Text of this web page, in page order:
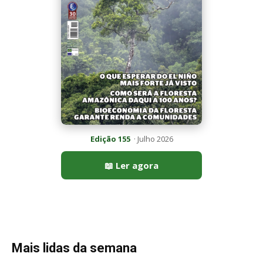
Edição 155· Julho 2026
📖 Ler agora
Mais lidas da semana